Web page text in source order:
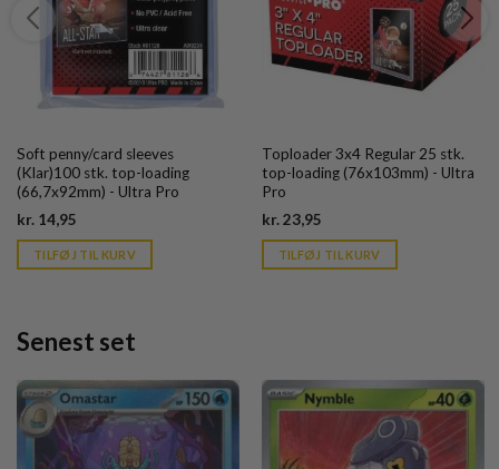
Soft penny/card sleeves
(Klar)100 stk. top-loading
(66,7x92mm) - Ultra Pro
kr. 14,95
is:
kr. 39,95.
TILFØJ TIL KURV
Toploader 3x4 Regular 25 stk.
top-loading (76x103mm) - Ultra
Pro
kr.23,95Current
is:
kr. 39,95.
TILFØJ TIL KURV
Senest set